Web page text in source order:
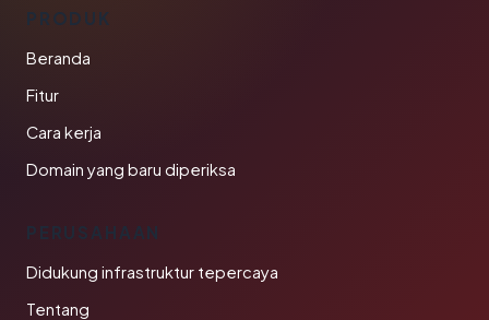
PRODUK
Beranda
Fitur
Cara kerja
Domain yang baru diperiksa
PERUSAHAAN
Didukung infrastruktur tepercaya
Tentang